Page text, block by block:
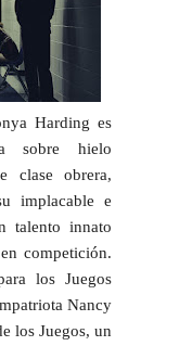
Harding es
sobre hielo
clase obrera,
implacable e
talento innato
competición.
los Juegos
Nancy
los Juegos, un